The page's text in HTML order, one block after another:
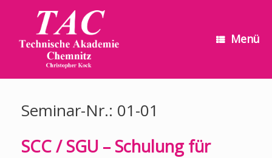
Menü
Seminar-Nr.: 01-01
SCC / SGU – Schulung für